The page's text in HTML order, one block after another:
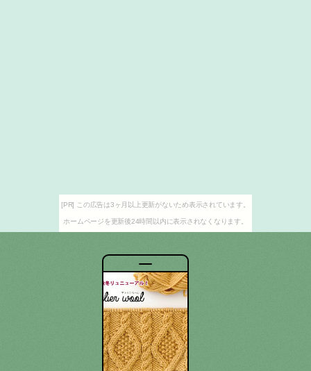
[PR] この広告は3ヶ月以上更新がないため表示されています。
ホームページを更新後24時間以内に表示されなくなります。